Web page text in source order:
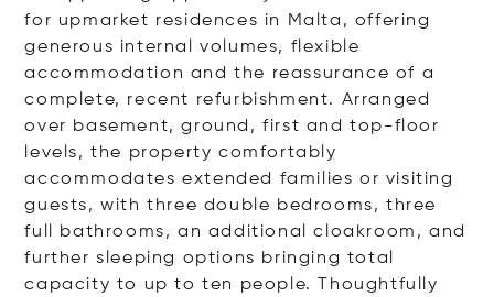
for upmarket residences in Malta, offering
generous internal volumes, flexible
accommodation and the reassurance of a
complete, recent refurbishment. Arranged
over basement, ground, first and top-floor
levels, the property comfortably
accommodates extended families or visiting
guests, with three double bedrooms, three
full bathrooms, an additional cloakroom, and
further sleeping options bringing total
capacity to up to ten people. Thoughtfully